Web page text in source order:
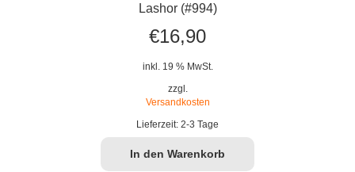
Lashor (#994)
€16,90
inkl. 19 % MwSt.
zzgl.
Versandkosten
Lieferzeit: 2-3 Tage
In den Warenkorb